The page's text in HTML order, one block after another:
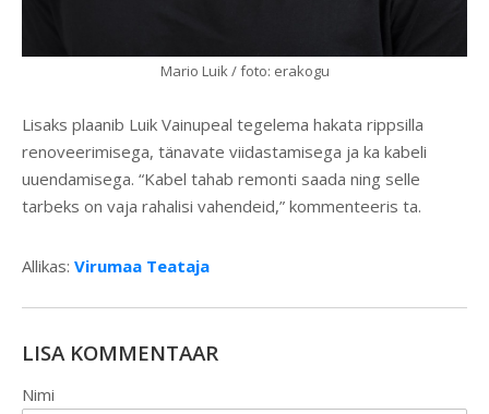
Mario Luik / foto: erakogu
Lisaks plaanib Luik Vainupeal tegelema hakata rippsilla
renoveerimisega, tänavate viidastamisega ja ka kabeli
uuendamisega. “Kabel tahab remonti saada ning selle
tarbeks on vaja rahalisi vahendeid,” kommenteeris ta.
Allikas: Virumaa Teataja
LISA KOMMENTAAR
Nimi